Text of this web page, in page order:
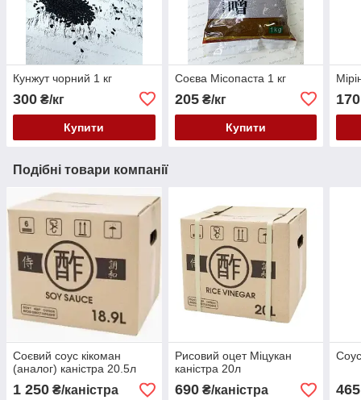
Кунжут чорний 1 кг
300 ₴/кг
Купити
Соєва Місопаста 1 кг
205₴/кг
Купити
170
Подібні товари компанії
Соєвий соус кікоман
(аналог) каністра 20.5л
1 250 ₴/каністра
Рисовий оцет Міцукан
каністра 20л
690₴/каністра 465